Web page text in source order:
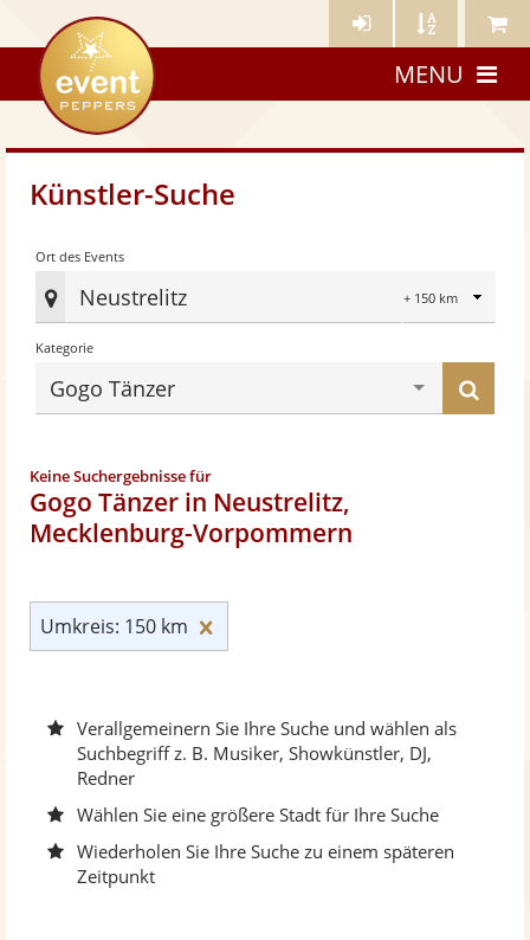
Künstler- Künstler Meine
eventpeppers
MENU
Künstler-Suche
Ort des Events
Neustrelitz
Radius
Ort
Kategorie
Gogo Tänzer
Keine Suchergebnisse für
Gogo Tänzer in Neustrelitz,
Mecklenburg-Vorpommern
Umkreis: 150 km
Verallgemeinern Sie Ihre Suche und wählen als
Suchbegriff z. B. Musiker, Showkünstler, DJ,
Redner
Wählen Sie eine größere Stadt für Ihre Suche
Wiederholen Sie Ihre Suche zu einem späteren
Zeitpunkt